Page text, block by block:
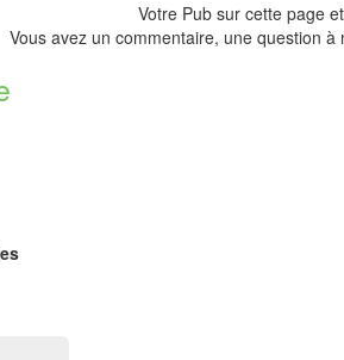
Votre Pub sur cette page
Vous avez un commentaire, une question à